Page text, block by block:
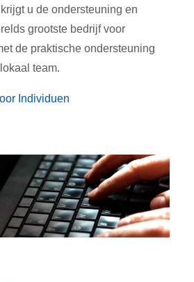
u de ondersteuning en
grootste bedrijf voor
de praktische ondersteuning
team.
Individuen